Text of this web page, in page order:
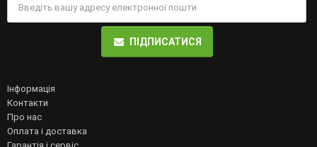
ПІДПИСАТИСЯ
Інформація
Контакти
Про нас
Оплата і доставка